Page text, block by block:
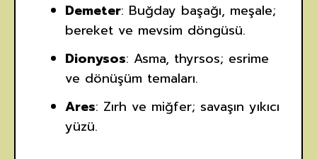
Demeter: Buğday başağı, meşale;
bereket ve mevsim döngüsü.
Dionysos: Asma, thyrsos; esrime
ve dönüşüm temaları.
Ares: Zırh ve miğfer; savaşın yıkıcı
yüzü.